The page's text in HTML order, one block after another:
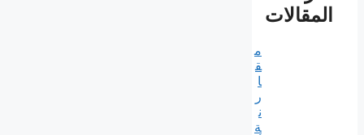
المقالات
م
ق
ا
ر
ن
ة